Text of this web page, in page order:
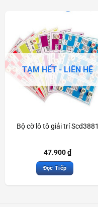
TẠM HẾT - LIÊN HỆ
Bộ cờ lô tô giải trí Scd3881
47.900₫
Đọc Tiếp